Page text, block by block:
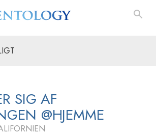
SIG AF
@HJEMME